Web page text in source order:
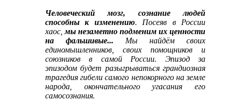
Человеческий мозг, сознание людей
способны к изменению. Посеяв в России
хаос,мы незаметно подменим их ценности
на фальшивые... Мы найдём своих
единомышленников, своих помощников и
союзников в самой России. Эпизод за
эпизодом будет разыгрываться грандиозная
трагедия гибели самого непокорного на земле
народа, окончательного угасания его
самосознания.